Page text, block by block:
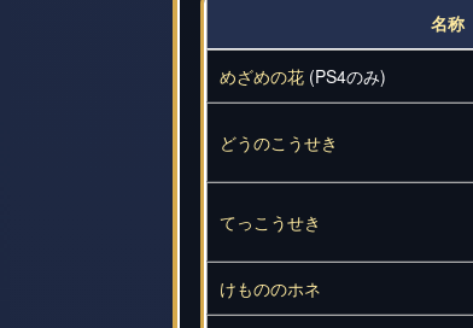
名称
めざめの花 (PS4のみ)
どうのこうせき
てっこうせき
けもののホネ